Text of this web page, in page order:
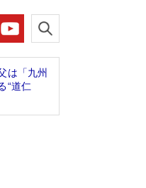
は「九州
“道仁